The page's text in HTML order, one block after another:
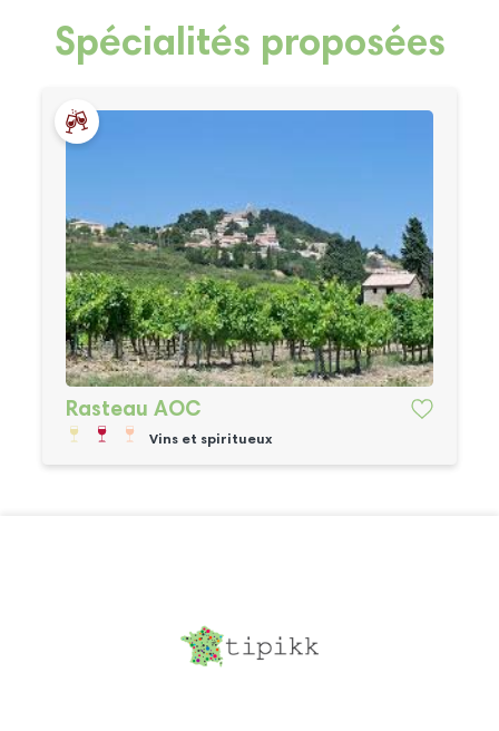
Spécialités proposées
Rasteau AOC
Vins et spiritueux